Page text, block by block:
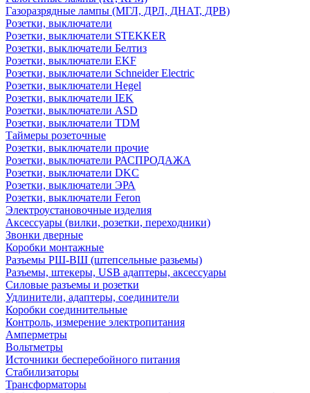
Газоразрядные лампы (МГЛ, ДРЛ, ДНАТ, ДРВ)
Розетки, выключатели
Розетки, выключатели STEKKER
Розетки, выключатели Белтиз
Розетки, выключатели EKF
Розетки, выключатели Schneider Electric
Розетки, выключатели Hegel
Розетки, выключатели IEK
Розетки, выключатели ASD
Розетки, выключатели TDM
Таймеры розеточные
Розетки, выключатели прочие
Розетки, выключатели РАСПРОДАЖА
Розетки, выключатели DKC
Розетки, выключатели ЭРА
Розетки, выключатели Feron
Электроустановочные изделия
Аксессуары (вилки, розетки, переходники)
Звонки дверные
Коробки монтажные
Разъемы РШ-ВШ (штепсельные разьемы)
Разъемы, штекеры, USB адаптеры, аксессуары
Силовые разъемы и розетки
Удлинители, адаптеры, соединители
Коробки соединительные
Контроль, измерение электропитания
Амперметры
Вольтметры
Источники бесперебойного питания
Стабилизаторы
Трансформаторы